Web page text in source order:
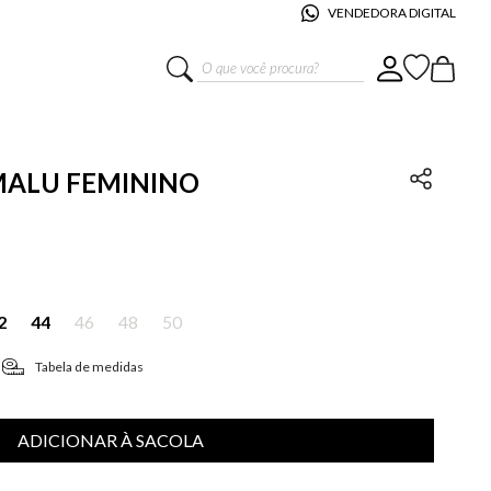
VENDEDORA DIGITAL
O que você procura?
FEMININO
44 46 48 50
Tabela de medidas
ADICIONAR À SACOLA